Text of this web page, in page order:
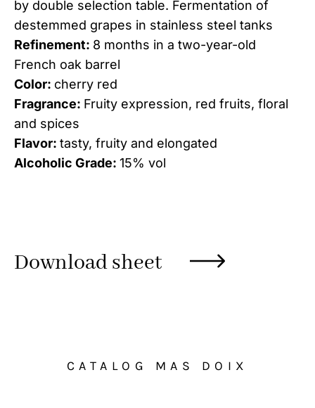
by double selection table. Fermentation of
destemmed grapes in stainless steel tanks
Refinement: 8 months in a two-year-old
French oak barrel
Color: cherry red
Fragrance: Fruity expression, red fruits, floral
and spices
Flavor: tasty, fruity and elongated
Alcoholic Grade: 15% vol
Download sheet
CATALOG MAS DOIX